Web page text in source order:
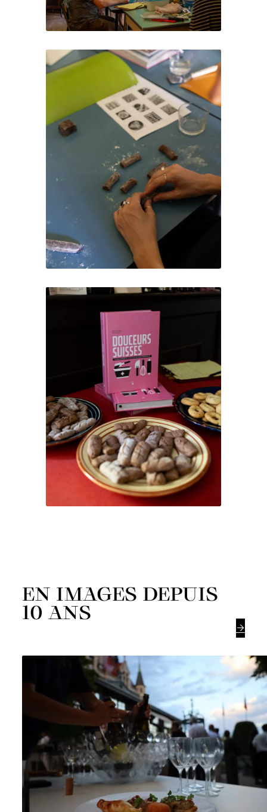
EN IMAGES DEPUIS
10 ANS
